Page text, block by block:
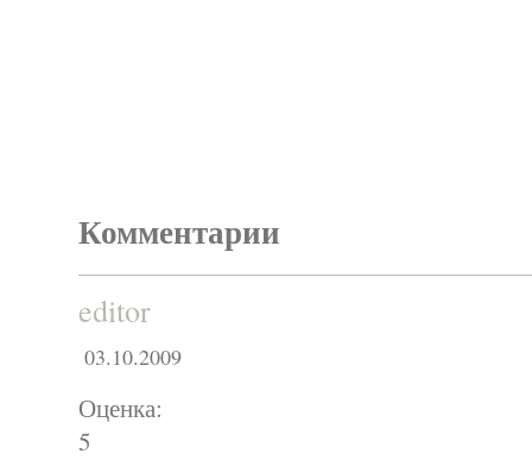
Комментарии
editor
03.10.2009
Оценка:
5